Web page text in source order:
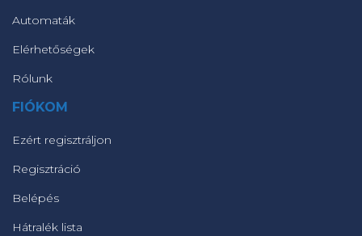
Automaták
Elérhetőségek
Rólunk
FIÓKOM
Ezért regisztráljon
Regisztráció
Belépés
Hátralék lista